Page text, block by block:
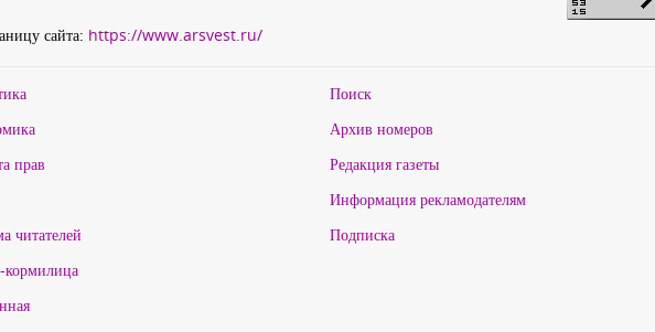
сайта: https://www.arsvest.ru/
прав
читателей
кормилица
Поиск
Архив номеров
Редакция газеты
Информация рекламодателям
Подписка